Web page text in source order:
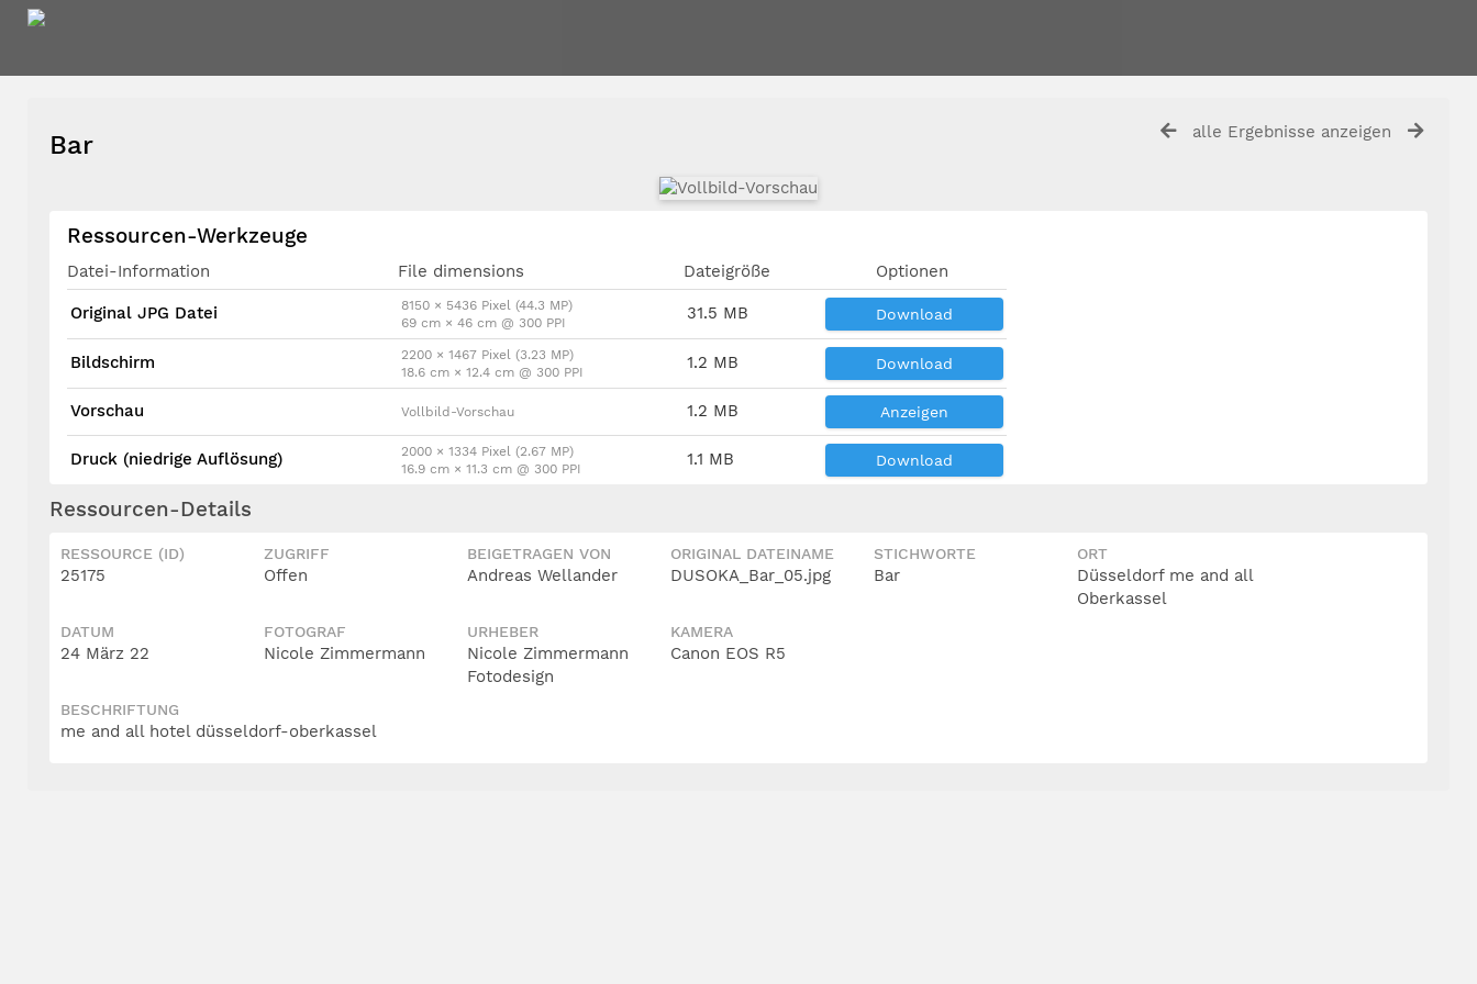
alle Ergebnisse anzeigen
Bar
Ressourcen-Werkzeuge
Datei-Information File dimensions Dateigröße Optionen
Original JPG Datei
8150 × 5436 Pixel (44.3 MP)
69 cm × 46 cm @ 300 PPI
31.5 MB Download
Bildschirm
2200 × 1467 Pixel (3.23 MP)
18.6 cm × 12.4 cm @ 300 PPI
1.2 MB Download
Vorschau Vollbild-Vorschau 1.2 MB Anzeigen
Druck (niedrige Auflösung)
2000 × 1334 Pixel (2.67 MP)
16.9 cm × 11.3 cm @ 300 PPI
1.1 MB Download
Ressourcen-Details
RESSOURCE (ID)
25175
ZUGRIFF
Offen
BEIGETRAGEN VON
Andreas Wellander
ORIGINAL DATEINAME
DUSOKA_Bar_05.jpg
STICHWORTE
Bar
ORT
Düsseldorf me and all
Oberkassel
DATUM
24 März 22
FOTOGRAF
Nicole Zimmermann
URHEBER
Nicole Zimmermann
Fotodesign
KAMERA
Canon EOS R5
BESCHRIFTUNG
me and all hotel düsseldorf-oberkassel